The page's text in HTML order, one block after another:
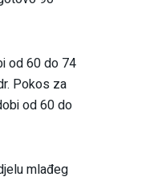
od 60 do 74
Pokos za
od 60 do
mlađeg